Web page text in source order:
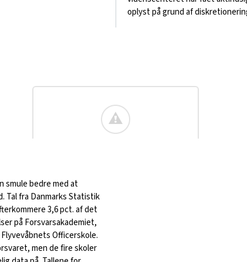
oplyst på grund af
smule bedre med at
fra Danmarks Statistik
3,6 pct. af det
på Forsvarsakademiet,
Officerskole.
men de fire skoler